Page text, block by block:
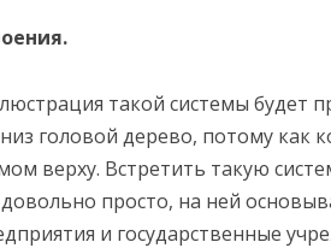
такой системы будет
головой дерево, потому как
верху. Встретить такую
просто, на ней
и государственные